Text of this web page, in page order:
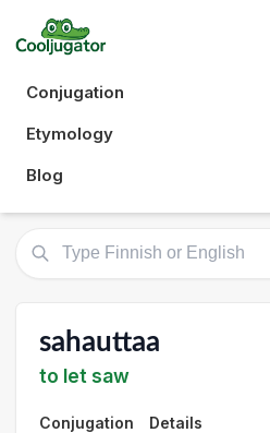
Conjugation
Etymology
Blog
sahauttaa
to let saw
Conjugation Details